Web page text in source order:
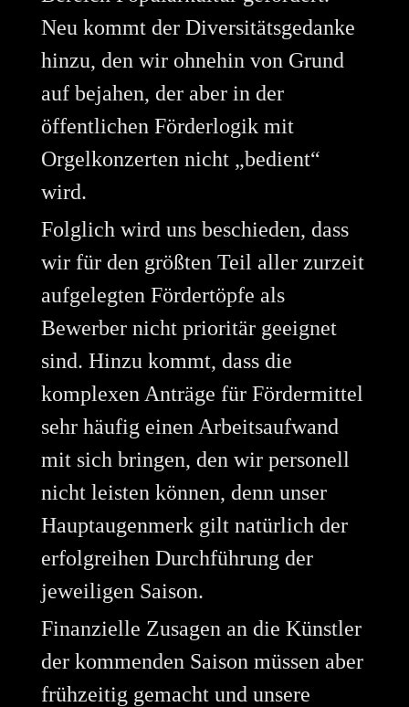
Neu kommt der Diversitätsgedanke
hinzu, den wir ohnehin von Grund
auf bejahen, der aber in der
öffentlichen Förderlogik mit
Orgelkonzerten nicht „bedient“
wird.
Folglich wird uns beschieden, dass
wir für den größten Teil aller zurzeit
aufgelegten Fördertöpfe als
Bewerber nicht prioritär geeignet
sind. Hinzu kommt, dass die
komplexen Anträge für Fördermittel
sehr häufig einen Arbeitsaufwand
mit sich bringen, den wir personell
nicht leisten können, denn unser
Hauptaugenmerk gilt natürlich der
erfolgreihen Durchführung der
jeweiligen Saison.
Finanzielle Zusagen an die Künstler
der kommenden Saison müssen aber
frühzeitig gemacht und unsere